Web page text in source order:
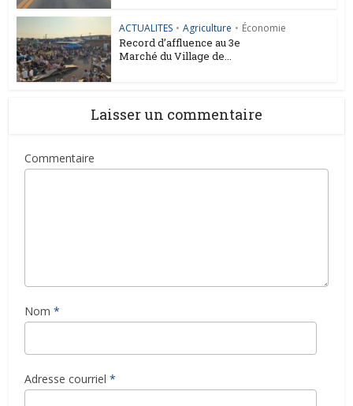
ACTUALITES • Agriculture • Économie
Record d’affluence au 3e
Marché du Village de...
Laisser un commentaire
Commentaire
Nom *
Adresse courriel *